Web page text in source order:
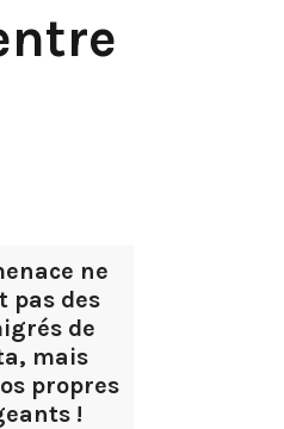
ne
pas des
de
mais
propres
!